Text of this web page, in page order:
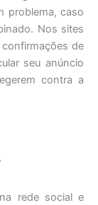
problema, caso
Nos sites
de
seu anúncio
contra a
rede social e